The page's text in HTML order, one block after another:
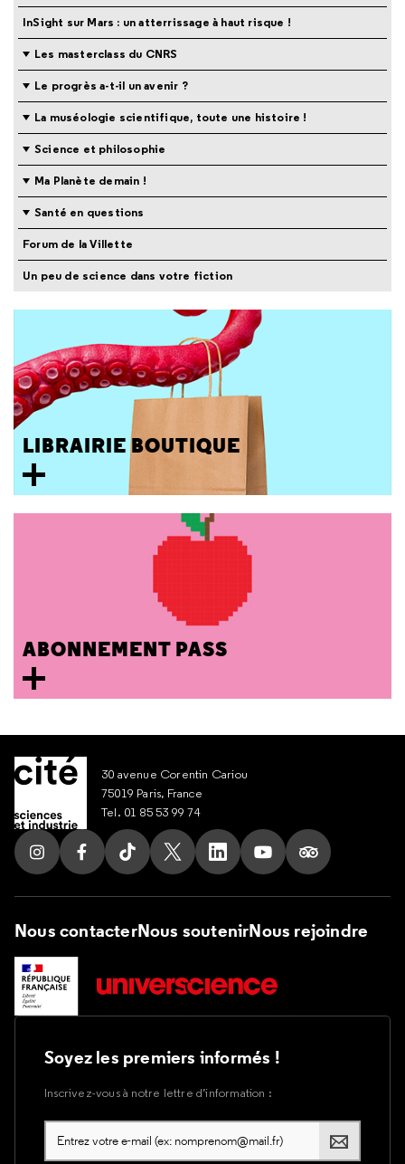
InSight sur Mars : un atterrissage à haut risque !
Les masterclass du CNRS
Le progrès a-t-il un avenir ?
La muséologie scientifique, toute une histoire !
Science et philosophie
Ma Planète demain !
Santé en questions
Forum de la Villette
Un peu de science dans votre fiction
LIBRAIRIE BOUTIQUE
ABONNEMENT PASS
30 avenue Corentin Cariou
75019 Paris, France
Tel. 01 85 53 99 74
Suivez nous sur Instagram
Suivez nous sur Facebook
Suivez nous sur Tik Tok
Suivez nous sur X
Suivez nous sur LinkedIn
Suivez nous sur
Suivez nous
Nous contacterNous soutenirNous rejoindre
Soyez les premiers informés !
Inscrivez-vous à notre lettre d’information :